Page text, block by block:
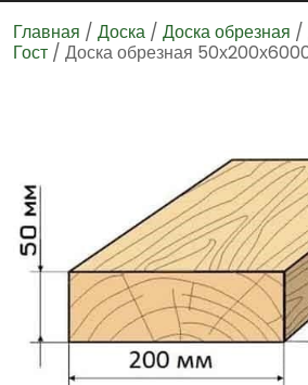
Главная / Доска / Доска обрезная /
Гост / Доска обрезная